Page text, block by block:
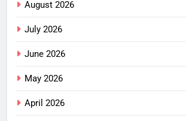
August 2026
July 2026
June 2026
May 2026
April 2026